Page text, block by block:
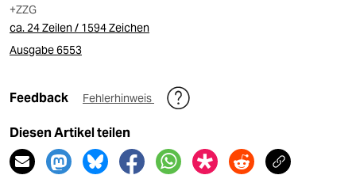
+ZZG
ca. 24 Zeilen / 1594 Zeichen
Ausgabe 6553
Feedback Fehlerhinweis
Diesen Artikel teilen